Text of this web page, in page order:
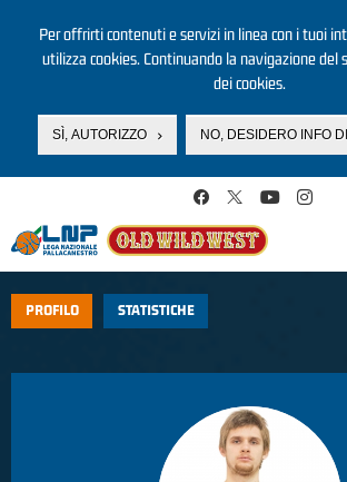
Per offrirti contenuti e servizi in linea con i tuoi
utilizza cookies. Continuando la navigazione del
dei cookies.
SÌ, AUTORIZZO NO, DESIDERO INFO
PROFILO STATISTICHE